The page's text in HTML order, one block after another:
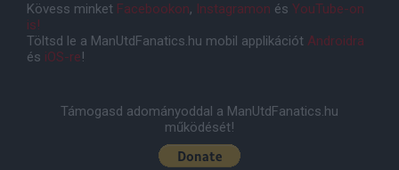
Kövess minket Facebookon, Instagramon és YouTube-on
is!
Töltsd le a ManUtdFanatics.hu mobil applikációt Androidra
és iOS-re!
Támogasd adományoddal a ManUtdFanatics.hu
működését!